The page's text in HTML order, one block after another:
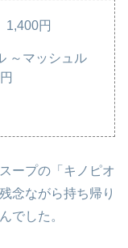
円
～マッシュル
ープの「キノピオ
念ながら持ち帰り
でした。